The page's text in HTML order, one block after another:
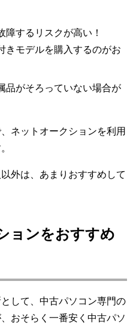
障するリスクが高い！
きモデルを購入するのがお
品がそろっていない場合が
ネットオークションを利用
外は、あまりおすすめして
ョンをおすすめ
して、中古パソコン専門の
おそらく一番安く中古パソ